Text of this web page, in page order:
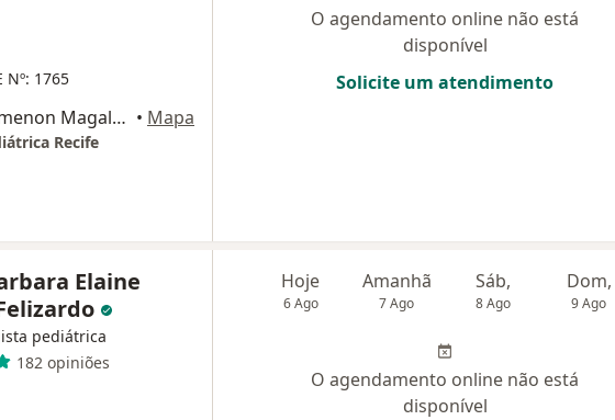
Nº: 1765
Avenida Governador Agamenon Magalhães 4760 - Edf. garagem 7 andar - sala 2, Recife • Mapa
Recife
O agendamento online não está
disponível
Solicite um atendimento
Elaine
pediátrica
182 opiniões
Hoje
6 Ago
Amanhã
7 Ago
Sáb,
8 Ago
Dom,
9 Ago
O agendamento online não está
disponível